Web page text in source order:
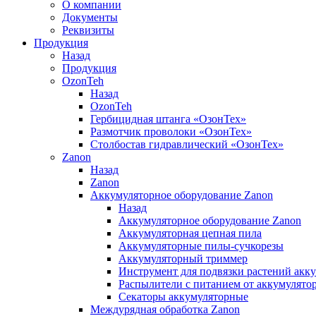
О компании
Документы
Реквизиты
Продукция
Назад
Продукция
OzonTeh
Назад
OzonTeh
Гербицидная штанга «ОзонТех»
Размотчик проволоки «ОзонТех»
Столбостав гидравлический «ОзонТех»
Zanon
Назад
Zanon
Аккумуляторное оборудование Zanon
Назад
Аккумуляторное оборудование Zanon
Аккумуляторная цепная пила
Аккумуляторные пилы-сучкорезы
Аккумуляторный триммер
Инструмент для подвязки растений
Распылители с питанием от
Секаторы аккумуляторные
Междурядная обработка Zanon